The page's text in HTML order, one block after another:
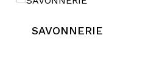
SAVONNERIE